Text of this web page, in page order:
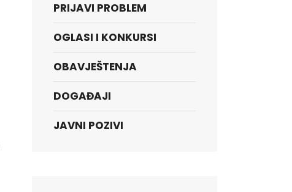
PRIJAVI PROBLEM
OGLASI I KONKURSI
OBAVJEŠTENJA
DOGAĐAJI
JAVNI POZIVI